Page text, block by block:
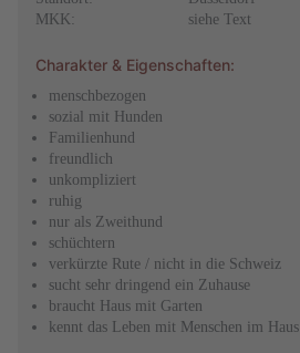
MKK:
siehe Text
Charakter & Eigenschaften:
menschbezogen
sozial mit Hunden
Familienhund
freundlich
unkompliziert
ruhig
nur als Zweithund
schüchtern
verkürzte Rute / nicht in die Schweiz
sucht sehr dringend ein Zuhause
braucht Haus mit Garten
kennt das Leben mit Menschen im Haus